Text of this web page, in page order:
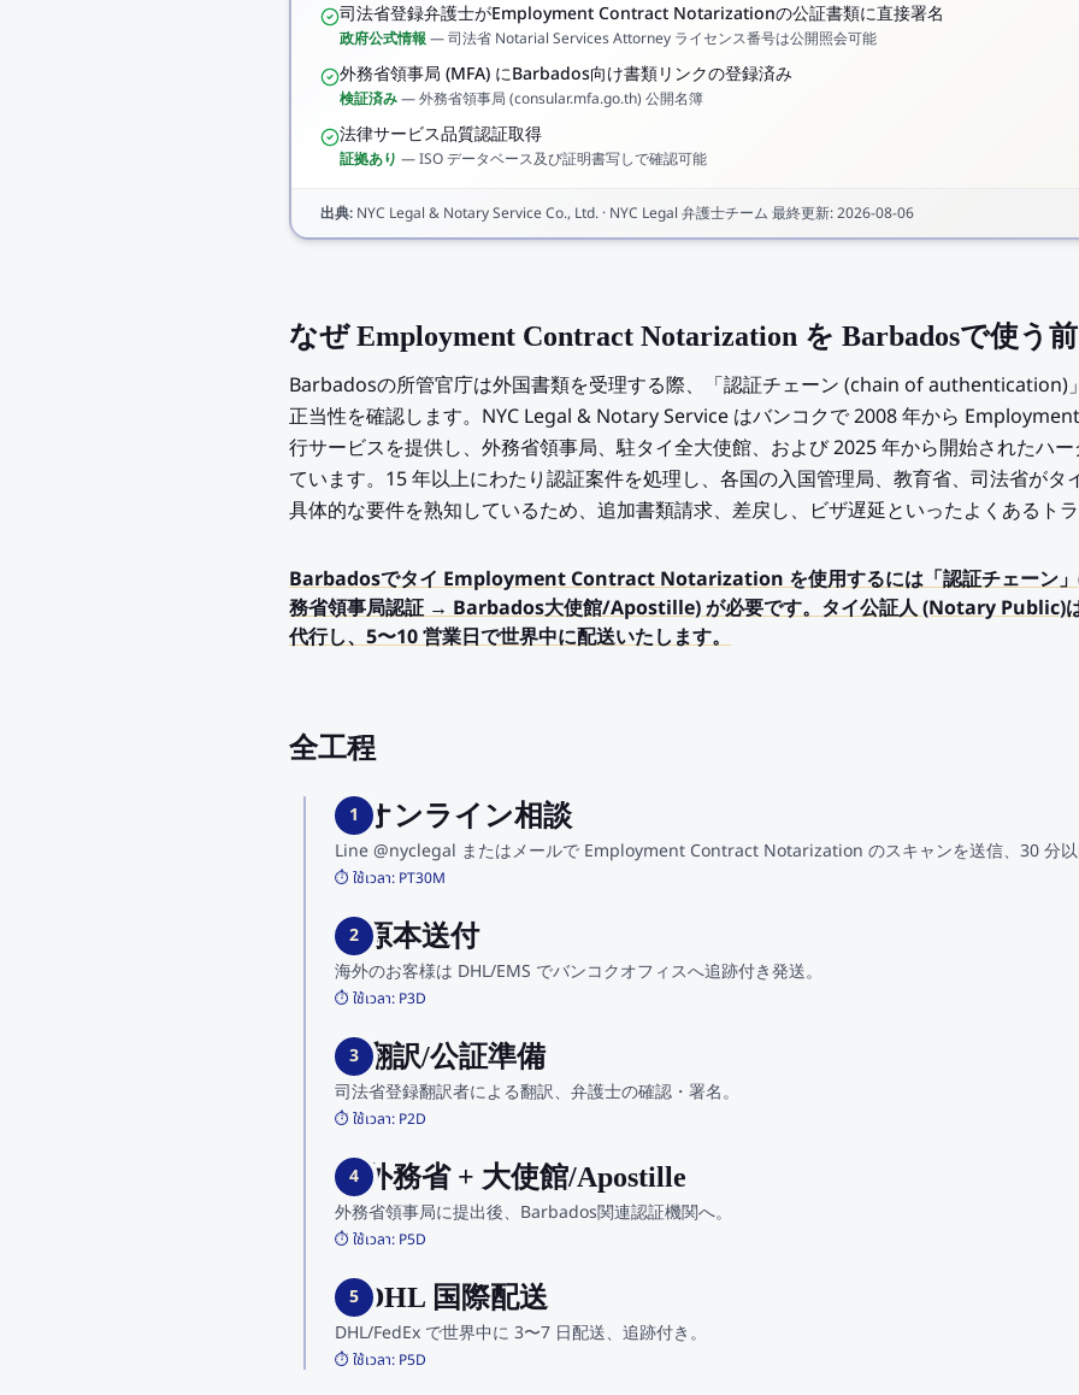
司法省登録弁護士がEmployment Contract Notarizationの公証書類に直接署名
政府公式情報—司法省 Notarial Services Attorney ライセンス番号は公開照会可能
外務省領事局 (MFA) にBarbados向け書類リンクの登録済み
検証済み—外務省領事局 (consular.mfa.go.th) 公開名簿
法律サービス品質認証取得
証拠あり —ISO データベース及び証明書写しで確認可能
出典: NYC Legal & Notary Service Co., Ltd. · NYC Legal 弁護士チーム 最終更新:2026-08-06
なぜ Employment Contract Notarization を Barbadosで使う
Barbadosの所管官庁は外国書類を受理する際、「認証チェーン (chain of authentication)
正当性を確認します。NYC Legal & Notary Service はバンコクで 2008 年から
行サービスを提供し、外務省領事局、駐タイ全大使館、および 2025 年から開始されたハ
ています。15 年以上にわたり認証案件を処理し、各国の入国管理局、教育省、司法省がタ
具体的な要件を熟知しているため、追加書類請求、差戻し、ビザ遅延といったよくあるトラ
Barbadosでタイ Employment Contract Notarization を使用するには「認証チェーン
務省領事局認証 → Barbados大使館/Apostille) が必要です。タイ公証人 (Notary Public)
代行し、5〜10 営業日で世界中に配送いたします。
全工程
1
1. オンライン相談
Line @nyclegal またはメールで Employment Contract Notarization のスキャンを送信、30 分以
⏱️ ใช้เวลา: PT30M
2
2. 原本送付
海外のお客様は DHL/EMS でバンコクオフィスへ追跡付き発送。
⏱️ ใช้เวลา: P3D
3
3. 翻訳/公証準備
司法省登録翻訳者による翻訳、弁護士の確認・署名。
⏱️ ใช้เวลา: P2D
4
4. 外務省 + 大使館/Apostille
外務省領事局に提出後、Barbados関連認証機関へ。
⏱️ ใช้เวลา: P5D
5
5. DHL 国際配送
DHL/FedEx で世界中に 3〜7 日配送、追跡付き。
⏱️ ใช้เวลา: P5D